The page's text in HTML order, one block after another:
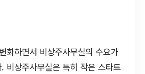
화하면서 비상주사무실의 수요가
비상주사무실은 특히 작은 스타트